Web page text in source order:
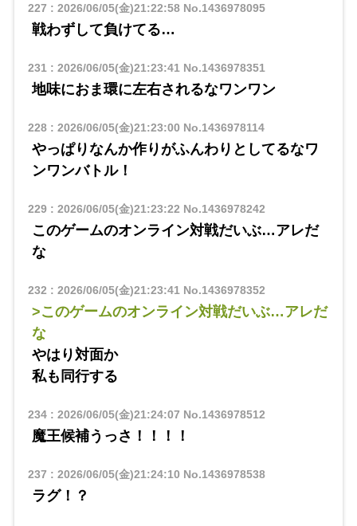
227 : 2026/06/05(金)21:22:58No.1436978095
戦わずして負けてる…
231 : 2026/06/05(金)21:23:41 No.1436978351
地味におま環に左右されるなワンワン
228: 2026/06/05(金)21:23:00 No.1436978114
やっぱりなんか作りがふんわりとしてるなワ
ンワンバトル！
229: 2026/06/05(金)21:23:22 No.1436978242
このゲームのオンライン対戦だいぶ…アレだ
な
232 : 2026/06/05(金)21:23:41 No.1436978352
>このゲームのオンライン対戦だいぶ…アレだ
な
やはり対面か
私も同行する
234: 2026/06/05(金)21:24:07 No.1436978512
魔王候補うっさ！！！！
237 : 2026/06/05(金)21:24:10 No.1436978538
ラグ！？